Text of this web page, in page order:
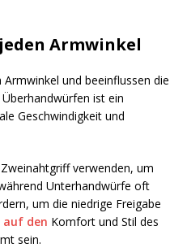
Armwinkel
und beeinflussen die
ist ein
Geschwindigkeit und
verwenden, um
Unterhandwürfe oft
um die niedrige Freigabe
auf den Komfort und Stil des
sein.